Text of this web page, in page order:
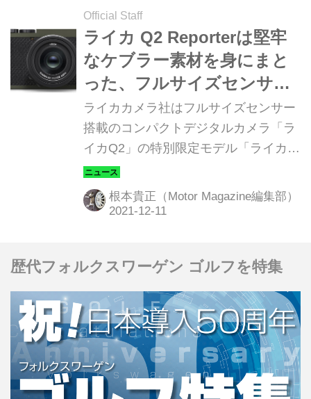
もオープンプライスとなっている。
Official Staff
ライカ Q2 Reporterは堅牢
なケブラー素材を身にまと
った、フルサイズセンサー
搭載の限定モデル
ライカカメラ社はフルサイズセンサー
搭載のコンパクトデジタルカメラ「ラ
イカQ2」の特別限定モデル「ライカ
Q2 Reporter」を発表した。
根本貴正（Motor Magazine編集部）
歴代フォルクスワーゲン ゴルフを特集